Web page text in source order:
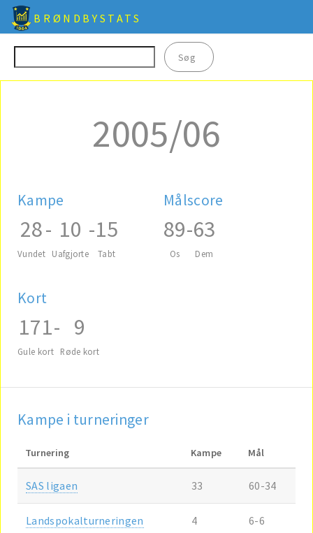
BRØNDBYSTATS
2005/06
Kampe
28
Vundet
- 10
Uafgjorte
-15
Tabt
Målscore
89
Os
-63
Dem
Kort
171
Gule kort
- 9
Røde kort
Kampe i turneringer
Turnering Kampe Mål
SAS ligaen 33 60-34
Landspokalturneringen 4 6-6